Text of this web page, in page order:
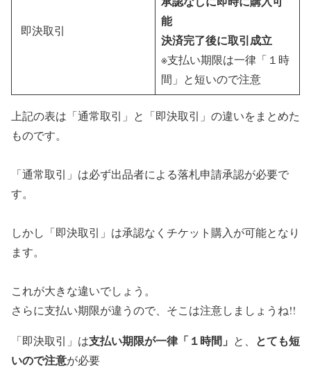
即決取引
能
決済完了後に取引成立
※支払い期限は一律「 １時
間 」と短いので注意
上記の表は「通常取引」と「即決取引」の違いをまとめた
ものです。
「通常取引」は必ず出品者による落札申請承認が必要で
す。
しかし「即決取引」は承認なくチケット購入が可能となり
ます。
これが大きな違いでしょう。
さらに支払い期限が違うので、そこは注意しましょうね!!
「即決取引」は支払い期限が一律「１時間」 と、 とても短
いので注意が必要